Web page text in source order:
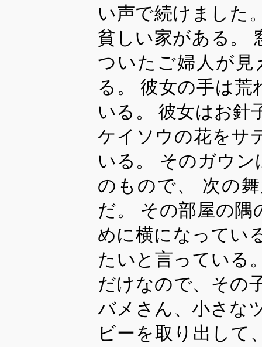
い声で続けました
貧しい家がある。
ついたご婦人が
る。 彼女の手は
いる。 彼女はお針
ケイソウの花をサ
いる。 そのガウン
のもので、 次の
だ。 その部屋の隅
めに横になってい
たいと言っている
だけなので、その
バメさん、小さな
ビーを取り出して